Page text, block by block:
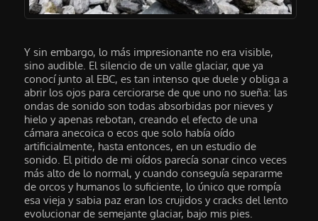
Y sin embargo, lo más impresionante no era visible,
sino audible. El silencio de un valle glaciar, que ya
conocí junto al EBC, es tan intenso que duele y obliga a
abrir los ojos para cerciorarse de que uno no sueña: las
ondas de sonido son todas absorbidas por nieves y
hielo y apenas rebotan, creando el efecto de una
cámara anecoica o ecos que solo había oído
artificialmente, hasta entonces, en un estudio de
sonido. El pitido de mi oídos parecía sonar cinco veces
más alto de lo normal, y cuando conseguía separarme
de orcos y humanos lo suficiente, lo único que rompía
esa vieja y sabia paz eran los crujidos y cracks del lento
evolucionar de semejante glaciar, bajo mis pies.